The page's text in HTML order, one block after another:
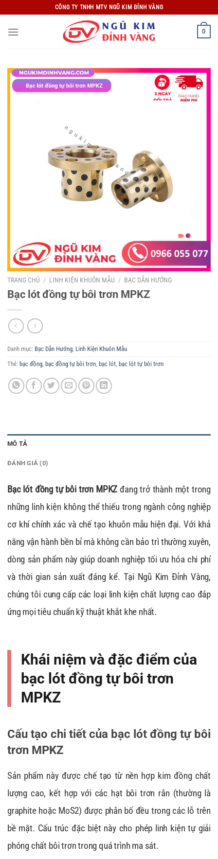
qua
nội
CÔNG TY TNHH MTV NGŨ KIM ĐỈNH VÀNG
0
TRANG CHỦ / LINH KIỆN KHUÔN MẪU / BẠC DẪN HƯỚNG
Bạc lót đồng tự bôi trơn MPKZ
Danh mục: Bạc Dẫn Hướng, Linh Kiện Khuôn Mẫu
Thẻ: bạc đồng, bạc đồng tự bôi trơn, bạc lót, bạc lót tự bôi trơn
MÔ TẢ
ĐÁNH GIÁ (0)
Bạc lót đồng tự bôi trơn MPKZ đang trở thành một trong
những linh kiện không thể thiếu trong ngành công nghiệp
cơ khí chính xác và chế tạo khuôn mẫu hiện đại. Với khả
năng vận hành bền bỉ mà không cần bảo trì thường xuyên,
dòng sản phẩm này giúp doanh nghiệp tối ưu hóa chi phí
và thời gian sản xuất đáng kể. Tại Ngũ Kim Đỉnh Vàng,
chúng tôi cung cấp các loại linh kiện chất lượng cao đáp
ứng mọi tiêu chuẩn kỹ thuật khắt khe nhất.
Khái niệm và đặc điểm của
bạc lót đồng tự bôi trơn
MPKZ
Cấu tạo chi tiết của bạc lót đồng tự bôi
trơn MPKZ
Sản phẩm này được chế tạo từ nền hợp kim đồng chất
lượng cao, kết hợp với các hạt bôi trơn rắn (thường là
graphite hoặc MoS2) được phân bố đều trong các lỗ trên
bề mặt. Cấu trúc đặc biệt này cho phép linh kiện tự giải
phóng chất bôi trơn trong quá trình ma sát.